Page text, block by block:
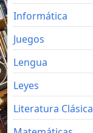
Informática
Juegos
Lengua
Leyes
Literatura Clásica